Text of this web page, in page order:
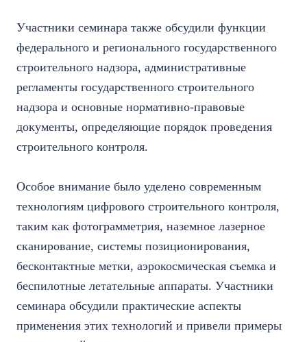
Участники семинара также обсудили функции
федерального и регионального государственного
строительного надзора, административные
регламенты государственного строительного
надзора и основные нормативно-правовые
документы, определяющие порядок проведения
строительного контроля.
Особое внимание было уделено современным
технологиям цифрового строительного контроля,
таким как фотограмметрия, наземное лазерное
сканирование, системы позиционирования,
бесконтактные метки, аэрокосмическая съемка и
беспилотные летательные аппараты. Участники
семинара обсудили практические аспекты
применения этих технологий и привели примеры